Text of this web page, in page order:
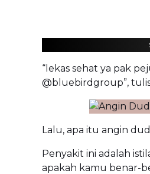
“lekas sehat ya pak
@bluebirdgroup”,
Lalu, apa itu angin
Penyakit ini adalah
apakah kamu benar-